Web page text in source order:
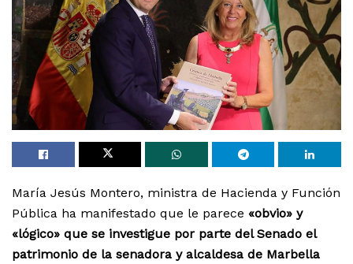
María Jesús Montero, ministra de Hacienda y Función
Pública ha manifestado que le parece «obvio» y
«lógico» que se investigue por parte del Senado el
patrimonio de la senadora y alcaldesa de Marbella